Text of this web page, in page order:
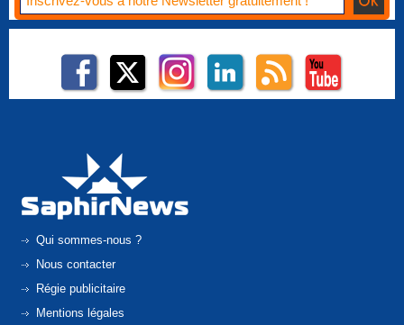
Qui sommes-nous ?
Nous contacter
Régie publicitaire
Mentions légales